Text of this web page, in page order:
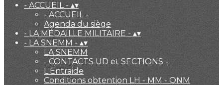
- ACCUEIL - ▴▾
- ACCUEIL -
Agenda du siège
- LA MÉDAILLE MILITAIRE - ▴▾
- LA SNEMM - ▴▾
LA SNEMM
- CONTACTS UD et SECTIONS -
L'Entraide
Conditions obtention LH - MM - ONM